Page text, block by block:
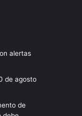
alertas
de agosto
de